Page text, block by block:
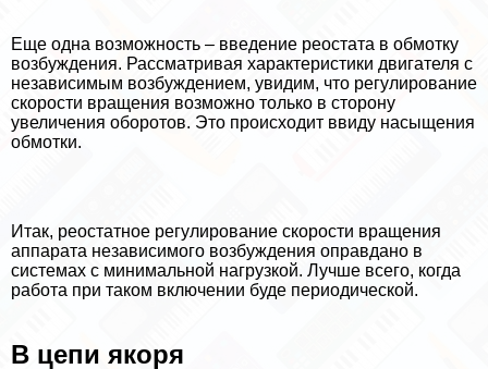
Еще одна возможность – введение реостата в обмотку
возбуждения. Рассматривая хаpaктеристики двигателя с
независимым возбуждением, увидим, что регулирование
скорости вращения возможно только в сторону
увеличения оборотов. Это происходит ввиду насыщения
обмотки.
Итак, реостатное регулирование скорости вращения
аппарата независимого возбуждения оправдано в
системах с минимальной нагрузкой. Лучше всего, когда
работа при таком включении буде периодической.
В цепи якоря